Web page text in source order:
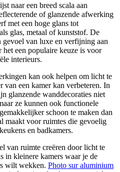
naar een breed scala aan
of glanzende afwerking
met een hoge glans tot
glas, metaal of kunststof. De
gevoel van luxe en verfijning aan
een populaire keuze is voor
interieurs.
kan ook helpen om licht te
van een kamer kan verbeteren. In
glanzende wanddecoraties niet
ze kunnen ook functionele
schoon te maken dan
maakt voor ruimtes die gevoelig
en badkamers.
van ruimte creëren door licht te
in kleinere kamers waar je de
wilt wekken. Photo sur aluminium